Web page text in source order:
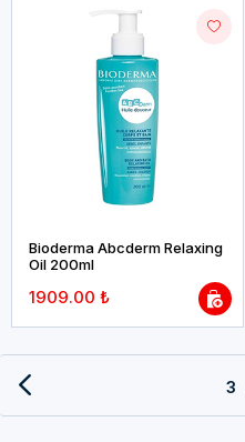
Bioderma Abcderm Relaxing
Oil 200ml
1909.00 ₺
3